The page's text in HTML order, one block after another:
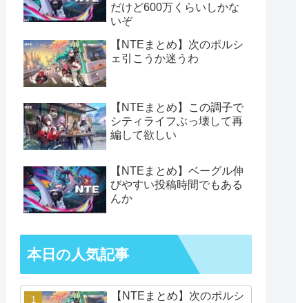
だけど600万くらいしかな
いぞ
【NTEまとめ】次のポルシ
ェ引こうか迷うわ
【NTEまとめ】この調子で
シティライフぶっ壊して再
編して欲しい
【NTEまとめ】ベーグル伸
びやすい投稿時間でもある
んか
本日の人気記事
【NTEまとめ】次のポルシ